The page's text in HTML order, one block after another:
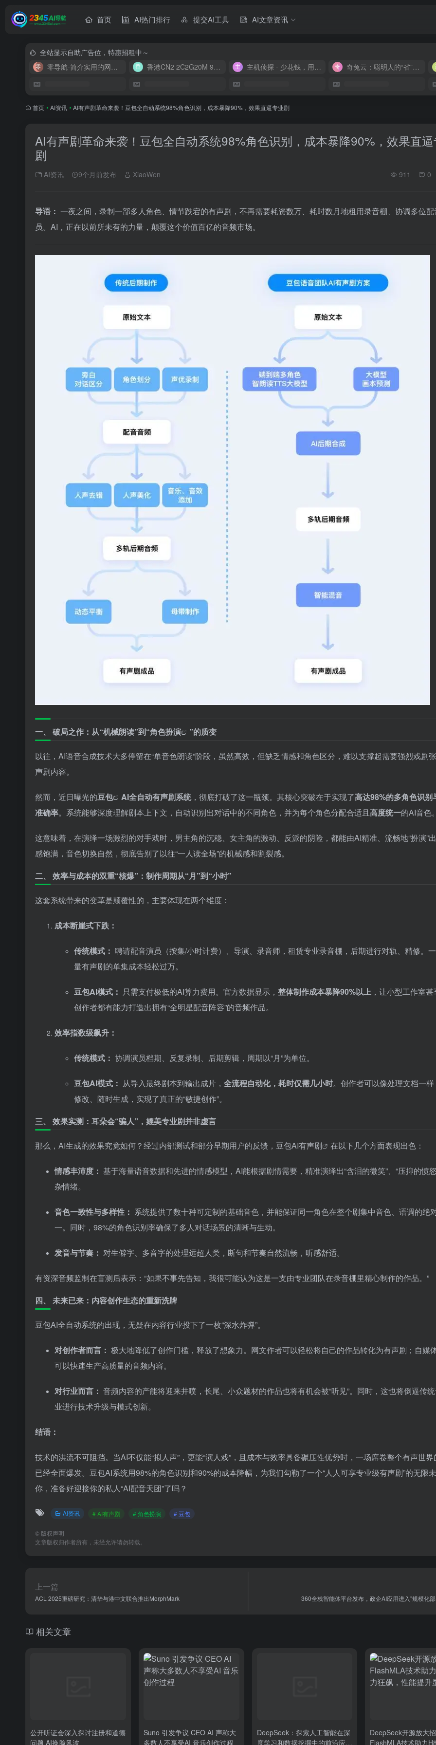
首页 AI热门排行 提交AI工具 AI文章资讯
全站显示自助广告位，特惠招租中～
零导航-简介实用的网址导航
香港CN2 2C2G20M 9.9/月 主机侦探 - 少花钱，用好云 奇兔云：聪明人的“省”钱计划！
首页 • AI资讯 • AI有声剧革命来袭！豆包全自动系统98%角色识别，成本暴降90%，效果直逼专业剧
AI有声剧革命来袭！豆包全自动系统98%角色识别，成本暴降90%，效果直
剧
AI资讯 9个月前发布 XiaoWen 911 0
导语： 一夜之间，录制一部多人角色、情节跌宕的有声剧，不再需要耗资数万、耗时数月地租用录音棚、协调多位配
员。AI，正在以前所未有的力量，颠覆这个价值百亿的音频市场。
一、 破局之作：从“机械朗读”到“角色扮演 ”的质变
以往，AI语音合成技术大多停留在“单音色朗读”阶段，虽然高效，但缺乏情感和角色区分，难以支撑起需要强烈戏剧
声剧内容。
然而，近日曝光的豆包 AI全自动有声剧系统，彻底打破了这一瓶颈。其核心突破在于实现了高达98%的多角色识别
准确率。系统能够深度理解剧本上下文，自动识别出对话中的不同角色，并为每个角色分配合适且高度统一的AI音色。
这意味着，在演绎一场激烈的对手戏时，男主角的沉稳、女主角的激动、反派的阴险，都能由AI精准、流畅地“扮演”
感饱满，音色切换自然，彻底告别了以往“一人读全场”的机械感和割裂感。
二、 效率与成本的双重“核爆”：制作周期从“月”到“小时”
这套系统带来的变革是颠覆性的，主要体现在两个维度：
成本断崖式下跌：
传统模式： 聘请配音演员（按集/小时计费）、导演、录音师，租赁专业录音棚，后期进行对轨、精修。
量有声剧的单集成本轻松过万。
豆包AI模式： 只需支付极低的AI算力费用。官方数据显示， 整体制作成本暴降90%以上 ，让小型工作室甚
创作者都有能力打造出拥有“全明星配音阵容”的音频作品。
效率指数级飙升：
传统模式： 协调演员档期、反复录制、后期剪辑，周期以“月”为单位。
豆包AI模式： 从导入最终剧本到输出成片， 全流程自动化，耗时仅需几小时。创作者可以像处理文档一
修改、随时生成，实现了真正的“敏捷创作”。
三、 效果实测：耳朵会“骗人”，媲美专业剧并非虚言
那么，AI生成的效果究竟如何？经过内部测试和部分早期用户的反馈，豆包AI有声剧 在以下几个方面表现出色：
情感丰沛度： 基于海量语音数据和先进的情感模型，AI能根据剧情需要，精准演绎出“含泪的微笑”、“压抑的愤
杂情绪。
音色一致性与多样性： 系统提供了数十种可定制的基础音色，并能保证同一角色在整个剧集中音色、语调的绝
一。同时，98%的角色识别率确保了多人对话场景的清晰与生动。
发音与节奏： 对生僻字、多音字的处理远超人类，断句和节奏自然流畅，听感舒适。
有资深音频监制在盲测后表示：“如果不事先告知，我很可能认为这是一支由专业团队在录音棚里精心制作的作品。”
四、 未来已来：内容创作生态的重新洗牌
豆包AI全自动系统的出现，无疑在内容行业投下了一枚“深水炸弹”。
对创作者而言： 极大地降低了创作门槛，释放了想象力。网文作者可以轻松将自己的作品转化为有声剧；自媒
可以快速生产高质量的音频内容。
对行业而言： 音频内容的产能将迎来井喷，长尾、小众题材的作品也将有机会被“听见”。同时，这也将倒逼传
业进行技术升级与模式创新。
结语：
技术的洪流不可阻挡。当AI不仅能“拟人声”，更能“演人戏”，且成本与效率具备碾压性优势时，一场席卷整个有声世界
已经全面爆发。豆包AI系统用98%的角色识别和90%的成本降幅，为我们勾勒了一个“人人可享专业级有声剧”的无限未
你，准备好迎接你的私人“AI配音天团”了吗？
AI资讯 # AI有声剧 # 角色扮演 # 豆包
© 版权声明
文章版权归作者所有，未经允许请勿转载。
上一篇
ACL 2025重磅研究：清华与港中文联合推出MorphMark 360全栈智能体平台发布，政企AI应用进入"规模化
相关文章
公开听证会深入探讨注册和道德
问题 AI换脸风波
Suno 引发争议 CEO AI 声称大
多数人不享受AI 音乐创作过程
DeepSeek：探索人工智能在深
度学习和数据挖掘中的前沿应用
DeepSeek开源放大招
FlashMLA技术助力